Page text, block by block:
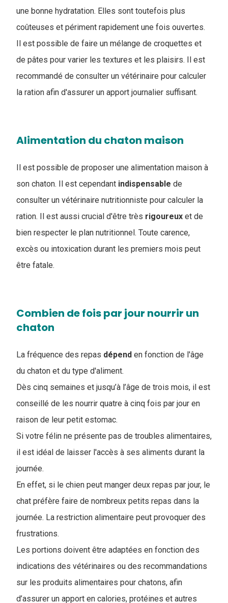
une bonne hydratation. Elles sont toutefois plus
coûteuses et périment rapidement une fois ouvertes.
Il est possible de faire un mélange de croquettes et
de pâtes pour varier les textures et les plaisirs. Il est
recommandé de consulter un vétérinaire pour calculer
la ration afin d'assurer un apport journalier suffisant.
Alimentation du chaton maison
Il est possible de proposer une alimentation maison à
son chaton. Il est cependant indispensable de
consulter un vétérinaire nutritionniste pour calculer la
ration. Il est aussi crucial d'être très rigoureux et de
bien respecter le plan nutritionnel. Toute carence,
excès ou intoxication durant les premiers mois peut
être fatale.
Combien de fois par jour nourrir un
chaton
La fréquence des repas dépend en fonction de l'âge
du chaton et du type d'aliment.
Dès cinq semaines et jusqu’à l’âge de trois mois, il est
conseillé de les nourrir quatre à cinq fois par jour en
raison de leur petit estomac.
Si votre félin ne présente pas de troubles alimentaires,
il est idéal de laisser l'accès à ses aliments durant la
journée.
En effet, si le chien peut manger deux repas par jour, le
chat préfère faire de nombreux petits repas dans la
journée. La restriction alimentaire peut provoquer des
frustrations.
Les portions doivent être adaptées en fonction des
indications des vétérinaires ou des recommandations
sur les produits alimentaires pour chatons, afin
d’assurer un apport en calories, protéines et autres